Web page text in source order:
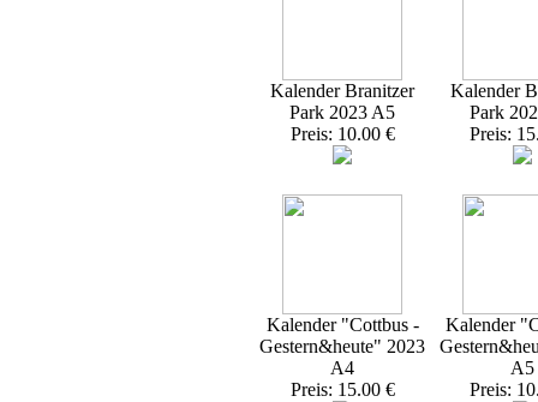
Kalender Branitzer
Park 2023 A5
Preis: 10.00 €
Kalender
Park
Preis:
Kalender "Cottbus -
Gestern&heute" 2023
A4
Preis: 15.00 €
Kalender
A5
Preis: